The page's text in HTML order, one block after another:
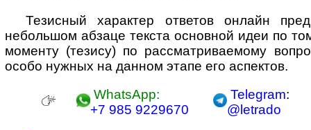
Тезисный характер ответов онлайн
неболь­шом абзаце текста основ­ной идеи по
моме­нту (тезису) по рас­смат­ри­ва­е­мому
особо нуж­ных на дан­ном этапе его аспектов.
WhatsApp:
+7 985 9229670
Telegram:
@letrado